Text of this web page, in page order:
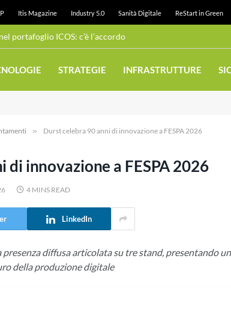
Itis Magazine Industry 5.0 Sanità Digitale ReStart in Green
portafoglio ICOS: c’è l’accordo
STRATEGIE INFRASTRUTTURE
» Durst celebra 90 anni di innovazione a FESPA 2026
di innovazione a FESPA 2026
4 MINS READ
LinkedIn
presenza diffusa articolata su tre stand, presentando
della produzione digitale